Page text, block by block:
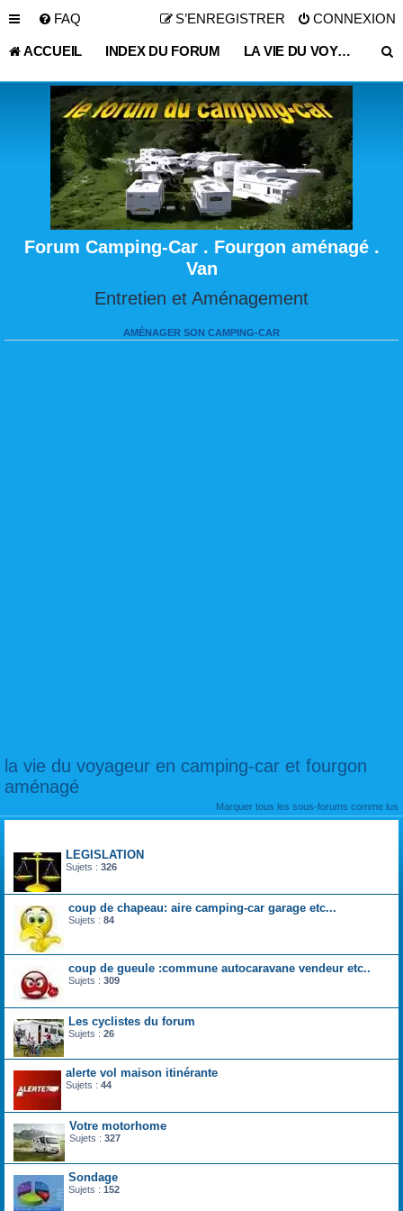
FAQ CONNEXION
S’ENREGISTRER
ACCUEIL INDEX DU FORUM LA VIE DU VOYAGEUR EN CAMPING-CAR ET FOURGON AMÉNAGÉ
Forum Camping-Car . Fourgon aménagé .
Van
Entretien et Aménagement
AMÉNAGER SON CAMPING-CAR
la vie du voyageur en camping-car et fourgon
aménagé
Marquer tous les sous-forums comme lus
LEGISLATION
Sujets : 326
coup de chapeau: aire camping-car garage etc...
Sujets : 84
coup de gueule :commune autocaravane vendeur etc..
Sujets : 309
Les cyclistes du forum
Sujets : 26
alerte vol maison itinérante
Sujets : 44
Votre motorhome
Sujets : 327
Sondage
Sujets : 152